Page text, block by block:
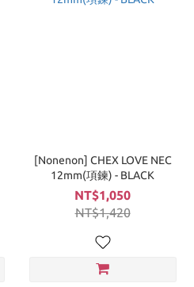
[Nonenon] CHEX LOVE NEC
12mm(項鍊) - BLACK
NT$1,050
NT$1,420